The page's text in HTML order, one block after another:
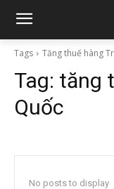
Tags Tăng thuế hàng
Tag: tăng
Quốc
No posts to display